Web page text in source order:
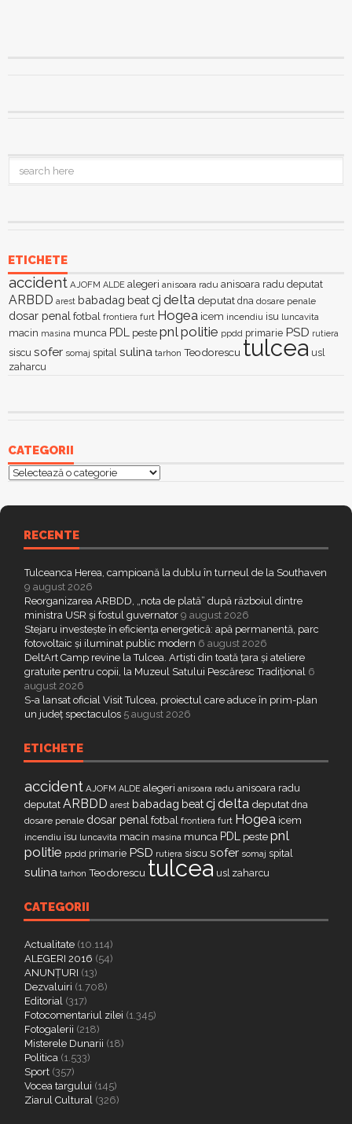
ETICHETE
accident AJOFM ALDE alegeri anisoara radu anisoara radu deputat
ARBDD arest babadag beatcj delta deputat dna dosare penale
dosar penal fotbal frontiera furt Hogea icem incendiu isu luncavita
macin masina munca PDL peste pnlpolitie ppdd primarie PSD rutiera
siscu sofer somaj spital sulina tarhon Teodorescu tulcea usl
zaharcu
CATEGORII
Categorii
RECENTE
Tulceanca Herea, campioană la dublu în turneul de la Southaven
9 august 2026
Reorganizarea ARBDD, „nota de plată” după războiul dintre
ministra USR și fostul guvernator 9 august 2026
Stejaru investește în eficiența energetică: apă permanentă, parc
fotovoltaic și iluminat public modern 6 august 2026
DeltArt Camp revine la Tulcea. Artiști din toată țara și ateliere
gratuite pentru copii, la Muzeul Satului Pescăresc Tradițional 6
august 2026
S-a lansat oficial Visit Tulcea, proiectul care aduce în prim-plan
un județ spectaculos 5 august 2026
ETICHETE
accident AJOFM ALDE alegeri anisoara radu anisoara radu
deputat ARBDD arest babadag beatcj delta deputat dna
dosare penale dosar penal fotbal frontiera furt Hogea icem
incendiu isu luncavita macin masina munca PDL peste pnl
politie ppdd primarie PSD rutiera siscu sofer somaj spital
sulina tarhon Teodorescu tulcea usl zaharcu
CATEGORII
Actualitate (10.114)
ALEGERI 2016 (54)
ANUNȚURI (13)
Dezvaluiri (1.708)
Editorial (317)
Fotocomentariul zilei (1.345)
Fotogalerii (218)
Misterele Dunarii (18)
Politica (1.533)
Sport (357)
Vocea targului (145)
Ziarul Cultural (326)